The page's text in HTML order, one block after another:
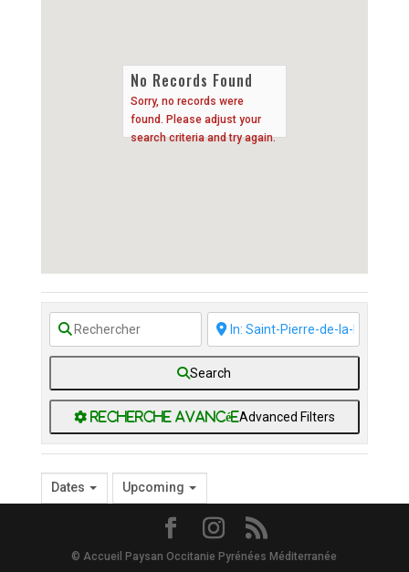
No Records Found
Sorry, no records were
found. Please adjust your
search criteria and try again.
Search
Advanced Filters
Dates Upcoming
© Accueil Paysan Occitanie Pyrénées Méditerranée